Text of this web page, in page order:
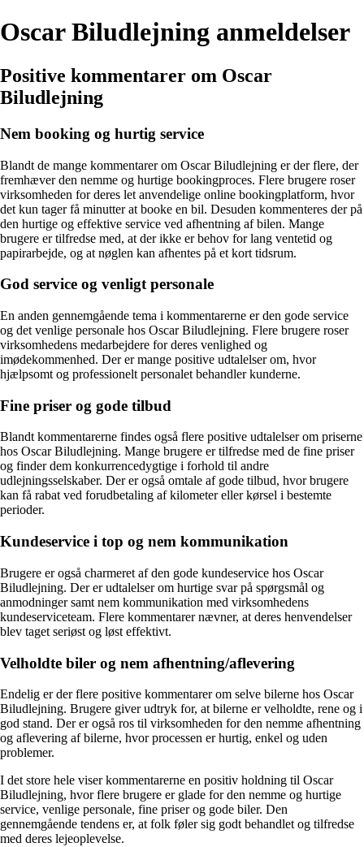
Oscar Biludlejning anmeldelser
Positive kommentarer om Oscar
Biludlejning
Nem booking og hurtig service
Blandt de mange kommentarer om Oscar Biludlejning er der flere, der
fremhæver den nemme og hurtige bookingproces. Flere brugere roser
virksomheden for deres let anvendelige online bookingplatform, hvor
det kun tager få minutter at booke en bil. Desuden kommenteres der på
den hurtige og effektive service ved afhentning af bilen. Mange
brugere er tilfredse med, at der ikke er behov for lang ventetid og
papirarbejde, og at nøglen kan afhentes på et kort tidsrum.
God service og venligt personale
En anden gennemgående tema i kommentarerne er den gode service
og det venlige personale hos Oscar Biludlejning. Flere brugere roser
virksomhedens medarbejdere for deres venlighed og
imødekommenhed. Der er mange positive udtalelser om, hvor
hjælpsomt og professionelt personalet behandler kunderne.
Fine priser og gode tilbud
Blandt kommentarerne findes også flere positive udtalelser om priserne
hos Oscar Biludlejning. Mange brugere er tilfredse med de fine priser
og finder dem konkurrencedygtige i forhold til andre
udlejningsselskaber. Der er også omtale af gode tilbud, hvor brugere
kan få rabat ved forudbetaling af kilometer eller kørsel i bestemte
perioder.
Kundeservice i top og nem kommunikation
Brugere er også charmeret af den gode kundeservice hos Oscar
Biludlejning. Der er udtalelser om hurtige svar på spørgsmål og
anmodninger samt nem kommunikation med virksomhedens
kundeserviceteam. Flere kommentarer nævner, at deres henvendelser
blev taget seriøst og løst effektivt.
Velholdte biler og nem afhentning/aflevering
Endelig er der flere positive kommentarer om selve bilerne hos Oscar
Biludlejning. Brugere giver udtryk for, at bilerne er velholdte, rene og i
god stand. Der er også ros til virksomheden for den nemme afhentning
og aflevering af bilerne, hvor processen er hurtig, enkel og uden
problemer.
I det store hele viser kommentarerne en positiv holdning til Oscar
Biludlejning, hvor flere brugere er glade for den nemme og hurtige
service, venlige personale, fine priser og gode biler. Den
gennemgående tendens er, at folk føler sig godt behandlet og tilfredse
med deres lejeoplevelse.